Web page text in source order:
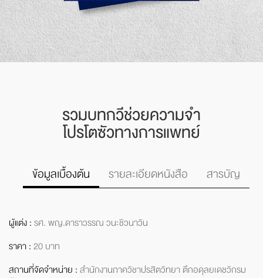
รวมบทกวีช่วยความจำ
โปรโตซัวทางการแพทย์
ข้อมูลเบื้องต้น รายละเอียดหนังสือ สารบัญ
ผู้แต่ง :รศ. พญ.ดาราวรรณวนะชิวนาวิน
ราคา :20 บาท
สถานที่จัดจำหน่าย :สำนักงานภาควิชาปรสิตวิทยาตึกอดุลยเดชวิกรม